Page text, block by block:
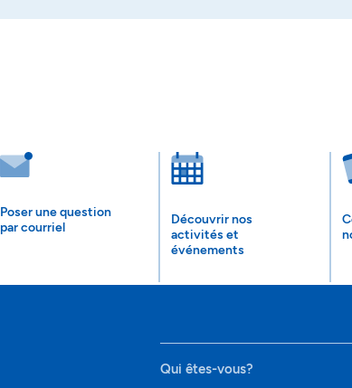
Poser une question
par courriel
Découvrir nos
activités et
événements
Qui êtes-vous?